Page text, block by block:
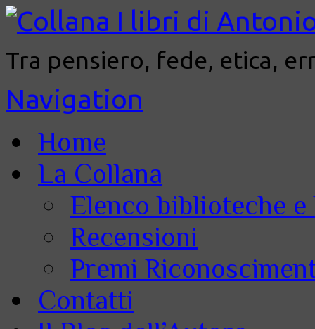
Tra pensiero, fede, etica,
Navigation
Home
La Collana
Elenco biblioteche
Recensioni
Premi
Contatti